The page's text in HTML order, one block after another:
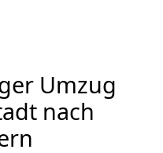
Umzug
nach